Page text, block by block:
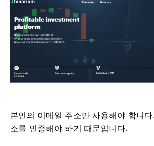
본인의 이메일 주소만 사용해야 합니
소를 인증해야 하기 때문입니다.